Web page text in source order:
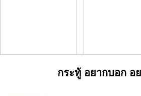
กระทู้ อยากบอก อ